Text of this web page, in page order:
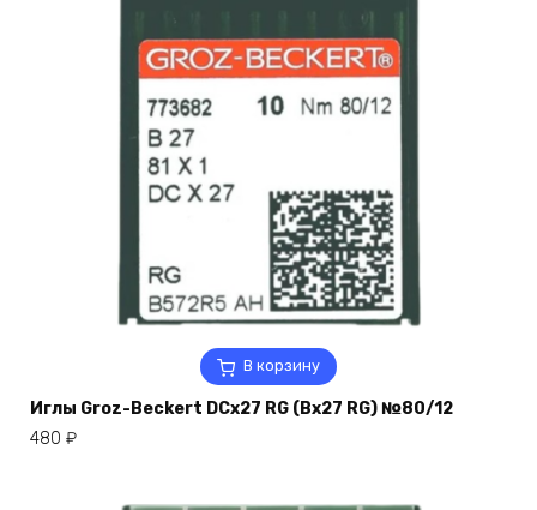
В корзину
Иглы Groz-Beckert DCx27 RG (Bx27 RG) №80/12
480 ₽